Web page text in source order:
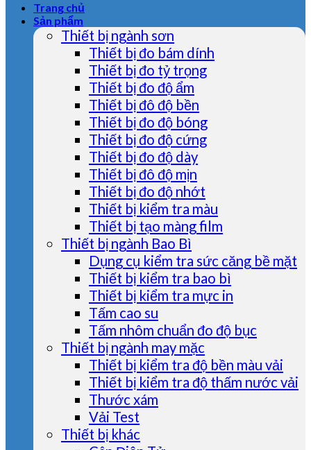
Trang chủ
Sản phẩm
Thiết bị ngành sơn
Thiết bị đo bám dính
Thiết bị đo tỷ trọng
Thiết bị đo độ ẩm
Thiết bị đô độ bền
Thiết bị đo độ bóng
Thiết bị đo độ cứng
Thiết bị đo độ dày
Thiết bị đô độ mịn
Thiết bị đo độ nhớt
Thiết bị kiểm tra màu
Thiết bị tạo màng film
Thiết bị ngành Bao Bì
Dụng cụ kiểm tra sức căng bề mặt
Thiết bị kiểm tra bao bì
Thiết bị kiểm tra mực in
Tấm cao su
Tấm nhôm chuẩn đo độ bục
Thiết bị ngành may mặc
Thiết bị kiểm tra độ bền màu vải
Thiết bị kiểm tra độ thấm nước vải
Thước xám
Vải Test
Thiết bị khác